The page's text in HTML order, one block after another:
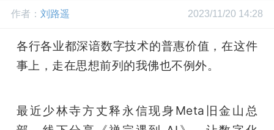
作者： 刘路遥 2023/11/20 14:28
各行各业都深谙数字技术的普惠价值，在这件
事上，走在思想前列的我佛也不例外。
最近少林寺方丈释永信现身Meta旧金山总